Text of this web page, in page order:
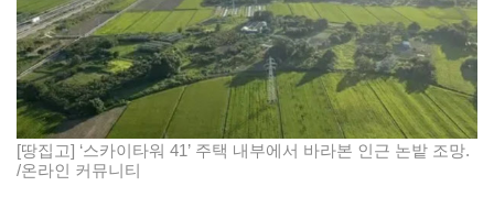
[땅집고] ‘스카이타워 41’ 주택 내부에서 바라본 인근 논밭 조망.
/온라인 커뮤니티